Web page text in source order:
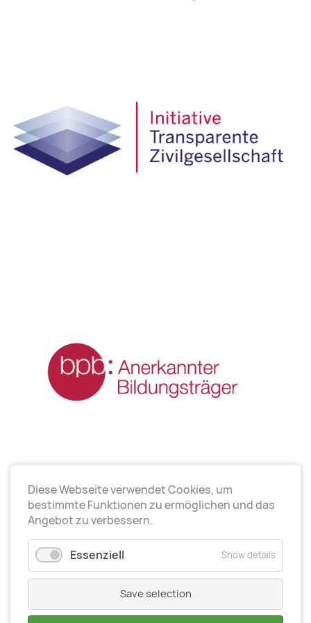
Arbeitsrichtungen
Politische Bildung
Elternarbeit
Kinder- und Jugendarbeit
Diese Webseite verwendet Cookies, um
bestimmte Funktionen zu ermöglichen und das
Angebot zu verbessern.
Essenziell Show details
Save selection